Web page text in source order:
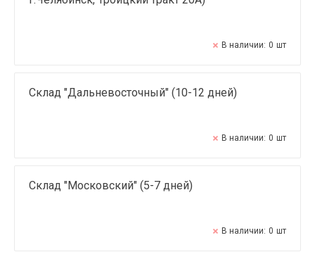
В наличии: 0 шт
Склад "Дальневосточный" (10-12 дней)
В наличии: 0 шт
Склад "Московский" (5-7 дней)
В наличии: 0 шт